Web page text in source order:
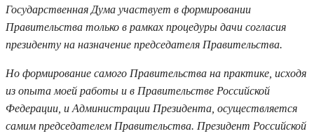
Государственная Дума участвует в формировании
Правительства только в рамках процедуры дачи согласия
президенту на назначение председателя Правительства.
Но формирование самого Правительства на практике, исходя
из опыта моей работы и в Правительстве Российской
Федерации, и Администрации Президента, осуществляется
самим председателем Правительства. Президент Российской